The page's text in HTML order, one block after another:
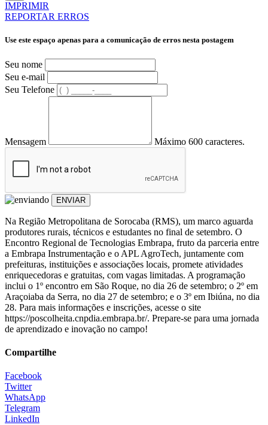
IMPRIMIR
REPORTAR ERROS
Use este espaço apenas para a comunicação de erros nesta postagem
Seu nome
Seu e-mail
Seu Telefone
Mensagem Máximo 600 caracteres.
ENVIAR
Na Região Metropolitana de Sorocaba (RMS), um marco aguarda
produtores rurais, técnicos e estudantes no final de setembro. O
Encontro Regional de Tecnologias Embrapa, fruto da parceria entre
a Embrapa Instrumentação e o APL AgroTech, juntamente com
prefeituras, instituições e associações locais, promete atividades
enriquecedoras e gratuitas, com vagas limitadas. A programação
inclui o 1º encontro em São Roque, no dia 26 de setembro; o 2º em
Araçoiaba da Serra, no dia 27 de setembro; e o 3º em Ibiúna, no dia
28. Para mais informações e inscrições, acesse o site
https://poscolheita.cnpdia.embrapa.br/. Prepare-se para uma jornada
de aprendizado e inovação no campo!
Compartilhe
Facebook
Twitter
WhatsApp
Telegram
LinkedIn